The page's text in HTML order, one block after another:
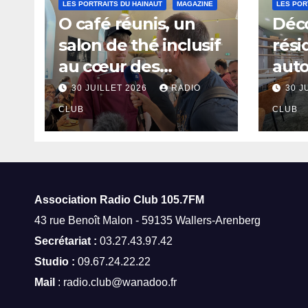
LES PORTRAITS DU HAINAUT MAGAZINE
O café réunis, un
salon de thé inclusif
au cœur des
thermes de Saint-
Amand-les-Eaux
30 JUILLET 2026 RADIO
CLUB
LES
à 30
CLUB
Association Radio Club 105.7FM
43 rue Benoît Malon - 59135 Wallers-Arenberg
Secrétariat : 03.27.43.97.42
Studio : 09.67.24.22.22
Mail : radio.club@wanadoo.fr